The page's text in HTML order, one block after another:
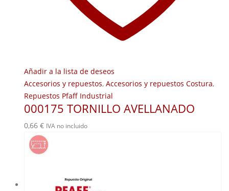
Añadir a la lista de deseos
Accesorios y repuestos, Accesorios y repuestos Costura,
Repuestos Pfaff Industrial
000175 TORNILLO AVELLANADO
0,66 € IVA no incluido